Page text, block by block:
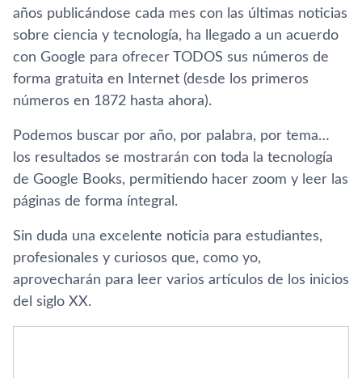
años publicándose cada mes con las últimas noticias
sobre ciencia y tecnologí­a, ha llegado a un acuerdo
con Google para ofrecer TODOS sus números de
forma gratuita en Internet (desde los primeros
números en 1872 hasta ahora).
Podemos buscar por año, por palabra, por tema…
los resultados se mostrarán con toda la tecnologí­a
de Google Books, permitiendo hacer zoom y leer las
páginas de forma í­ntegral.
Sin duda una excelente noticia para estudiantes,
profesionales y curiosos que, como yo,
aprovecharán para leer varios artí­culos de los inicios
del siglo XX.